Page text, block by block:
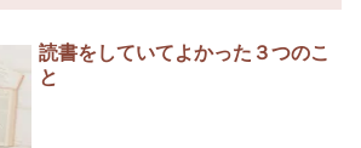
読書をしていてよかった３つのこ
と